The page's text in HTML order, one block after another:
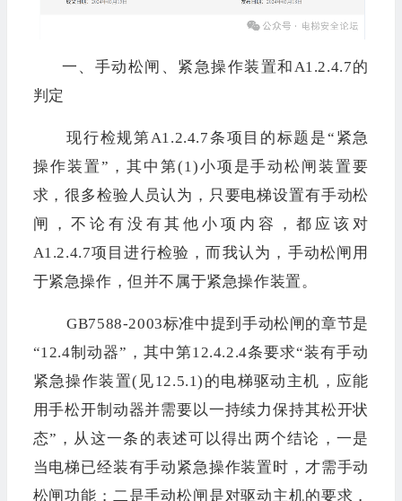
一、手动松闸、紧急操作装置和A1.2.4.7的
判定
现行检规第A1.2.4.7条项目的标题是“紧急
操作装置”，其中第(1)小项是手动松闸装置要
求，很多检验人员认为，只要电梯设置有手动松
闸，不论有没有其他小项内容，都应该对
A1.2.4.7项目进行检验，而我认为，手动松闸用
于紧急操作，但并不属于紧急操作装置 。
GB7588-2003标准中提到手动松闸的章节是
“12.4制动器”，其中第12.4.2.4条要求“装有手动
紧急操作装置(见12.5.1)的电梯驱动主机，应能
用手松开制动器并需要以一持续力保持其松开状
态”，从这一条的表述可以得出两个结论，一是
当电梯已经装有手动紧急操作装置时，才需手动
松闸功能；二是手动松闸是对驱动主机的要求，